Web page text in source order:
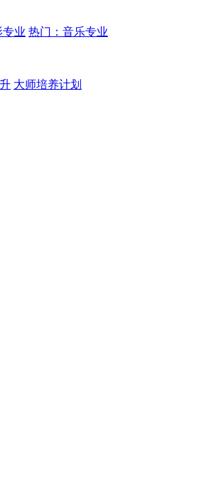
专业 热门：音乐专业
大师培养计划